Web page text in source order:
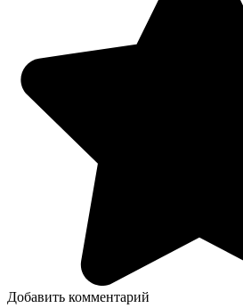
Добавить комментарий